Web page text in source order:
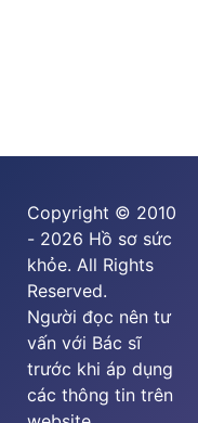
Copyright © 2010
- 2026 Hồ sơ sức
khỏe. All Rights
Reserved.
Người đọc nên tư
vấn với Bác sĩ
trước khi áp dụng
các thông tin trên